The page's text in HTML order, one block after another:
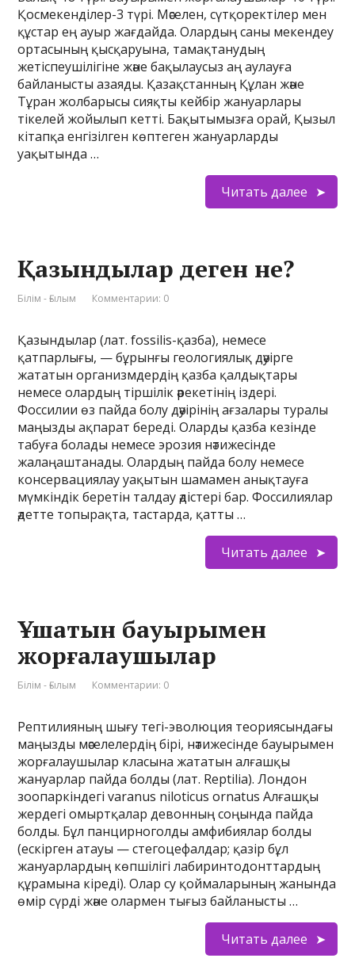
Қосмекенділер-3 түрі. Мәселен, сүтқоректілер мен
құстар ең ауыр жағдайда. Олардың саны мекендеу
ортасының қысқаруына, тамақтанудың
жетіспеушілігіне және бақылаусыз аң аулауға
байланысты азаяды. Қазақстанның Құлан және
Тұран жолбарысы сияқты кейбір жануарлары
тікелей жойылып кетті. Бақытымызға орай, Қызыл
кітапқа енгізілген көптеген жануарларды
уақытында …
Читать далее
Қазындылар деген не?
Білім - Ғылым Комментарии: 0
Қазындылар (лат. fossilis-қазба), немесе
қатпарлығы, — бұрынғы геологиялық дәуірге
жататын организмдердің қазба қалдықтары
немесе олардың тіршілік әрекетінің іздері.
Фоссилии өз пайда болу дәуірінің ағзалары туралы
маңызды ақпарат береді. Оларды қазба кезінде
табуға болады немесе эрозия нәтижесінде
жалаңаштанады. Олардың пайда болу немесе
консервациялау уақытын шамамен анықтауға
мүмкіндік беретін талдау әдістері бар. Фоссилиялар
әдетте топырақта, тастарда, қатты …
Читать далее
Ұшатын бауырымен
жорғалаушылар
Білім - Ғылым Комментарии: 0
Рептилияның шығу тегі-эволюция теориясындағы
маңызды мәселелердің бірі, нәтижесінде бауырымен
жорғалаушылар класына жататын алғашқы
жануарлар пайда болды (лат. Reptilia). Лондон
зоопаркіндегі varanus niloticus ornatus Алғашқы
жердегі омыртқалар девонның соңында пайда
болды. Бұл панцирноголды амфибиялар болды
(ескірген атауы — стегоцефалдар; қазір бұл
жануарлардың көпшілігі лабиринтодонттардың
құрамына кіреді). Олар су қоймаларының жанында
өмір сүрді және олармен тығыз байланысты …
Читать далее